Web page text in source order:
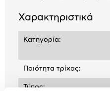
Χαρακτηριστικά
Κατηγορία:
Ποιότητα τρίχας:
Τύπος: